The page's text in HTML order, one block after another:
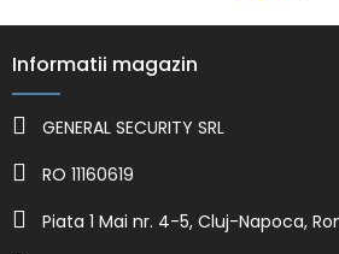
Informatii magazin
GENERAL SECURITY SRL
RO 11160619
Piata 1 Mai nr. 4-5, Cluj-Napoca,